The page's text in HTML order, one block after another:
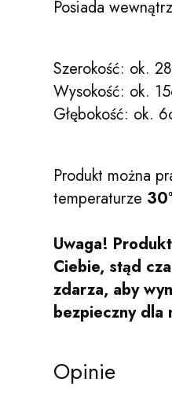
Posiada
Szerokość: ok.
Wysokość: ok.
Głębokość: ok.
Produkt można
temperaturze
Uwaga!
Ciebie, stąd
zdarza, aby
bezpieczny dla
Opinie